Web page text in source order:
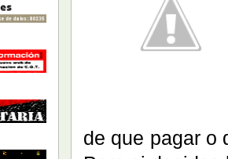
de que pagar o